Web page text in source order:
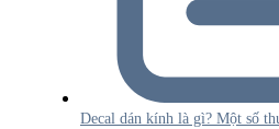
Decal dán kính là gì? Một số